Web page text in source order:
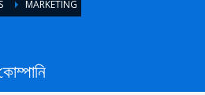
MARKETING